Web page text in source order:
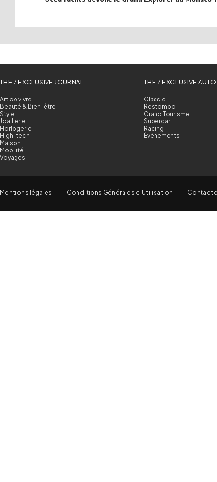
THE 7 EXCLUSIVE JOURNAL
Art de vivre
Beauté & Bien-être
Style
Joaillerie
Horlogerie
High-tech
Maison
Mobilité
Voyages
THE 7 EXCLUSIVE AUTO
Classic
Restomod
Grand Tourisme
Supercar
Racing
Évènements
Mentions légales Conditions Générales d'Utilisation